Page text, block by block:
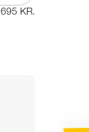
695 KR.